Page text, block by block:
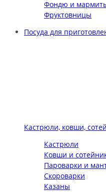
Фондю и
Фруктовницы
Посуда для
Кастрюли, ковши,
Кастрюли
Ковши и
Пароварки и
Скороварки
Казаны